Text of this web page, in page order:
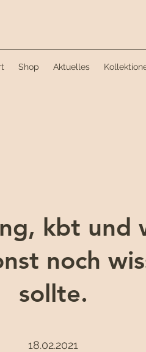
Shop Aktuelles
kbt und
noch
sollte.
18.02.2021